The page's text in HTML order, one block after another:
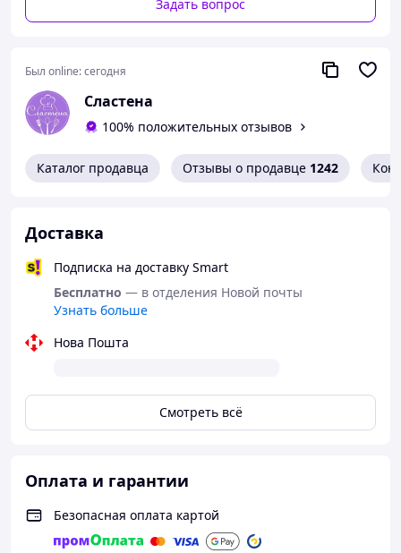
Задать вопрос
Был online:сегодня
Сластена
100% положительных отзывов
Каталог продавца Отзывы о продавце 1242
Доставка
Подписка на доставку Smart
Бесплатно — в отделения Новой почты
Узнать больше
Нова Пошта
Смотреть всё
Оплата и гарантии
Безопасная оплата картой